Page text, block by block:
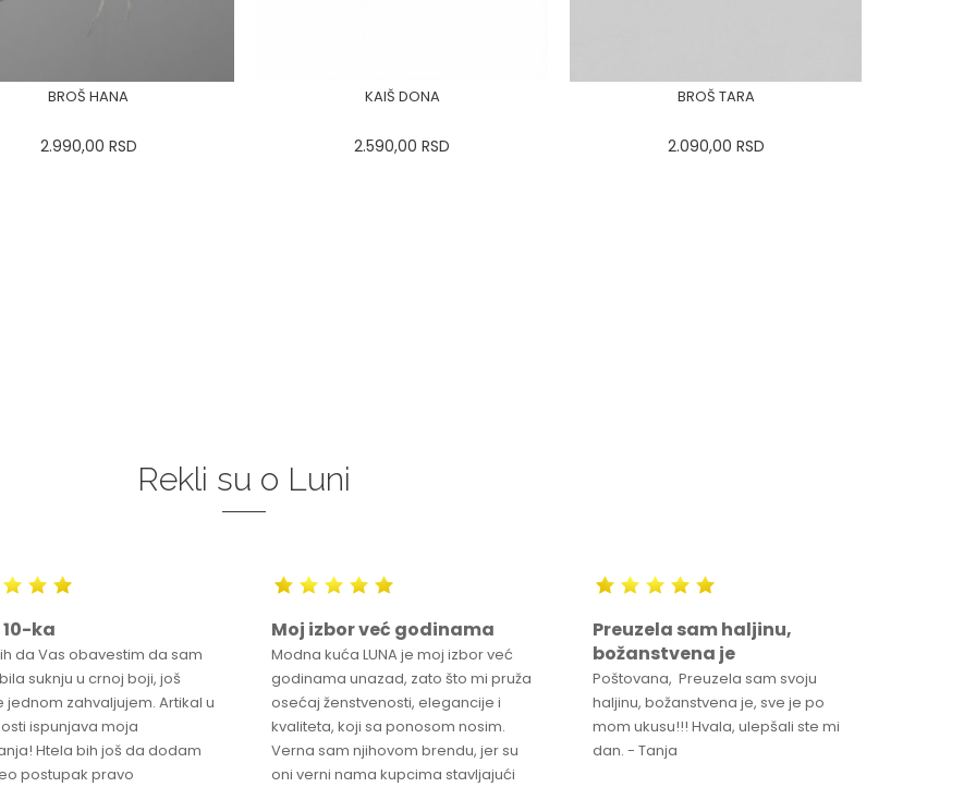
BROŠ HANA
2.990,00 RSD
KAIŠ DONA
2.590,00 RSD
BROŠ TARA
2.090,00 RSD
Rekli su o Luni
ka
da Vas obavestim da sam
suknju u crnoj boji, još
jednom zahvaljujem. Artikal u
ispunjava moja
Htela bih još da dodam
postupak pravo
Moj izbor već godinama
Modna kuća LUNA je moj izbor već
godinama unazad, zato što mi pruža
osećaj ženstvenosti, elegancije i
kvaliteta, koji sa ponosom nosim.
Verna sam njihovom brendu, jer su
oni verni nama kupcima stavljajući
Preuzela sam haljinu,
božanstvena je
Poštovana, Preuzela sam svoju
haljinu, božanstvena je, sve je po
mom ukusu!!! Hvala, ulepšali ste mi
dan. - Tanja